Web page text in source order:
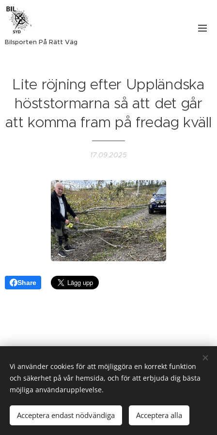
Bilsporten På Rätt Väg
Lite röjning efter Uppländska
höststormarna så att det går
att komma fram på fredag kväll
17.09.2025
Share
Webnode
Vi använder cookies för att möjliggöra en korrekt funktion
och säkerhet på vår hemsida, och för att erbjuda dig bästa
möjliga användarupplevelse.
Acceptera endast nödvändiga Acceptera alla